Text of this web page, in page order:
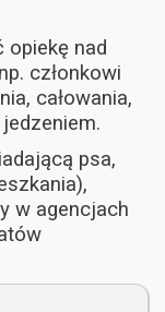
nad
członkowi
całowania,
psa,
w agencjach